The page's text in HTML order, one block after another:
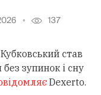
137
став
зупинок і сну
Dexerto.